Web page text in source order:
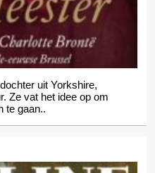
uit Yorkshire,
Ze vat het idee op om
te gaan..